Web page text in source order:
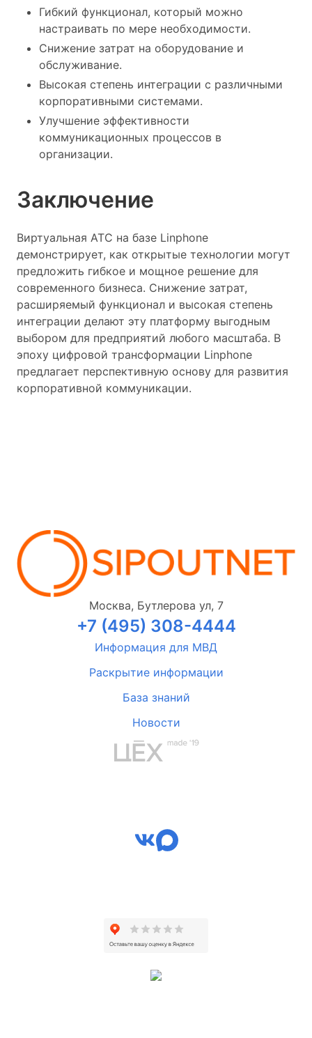
Гибкий функционал, который можно
настраивать по мере необходимости.
Снижение затрат на оборудование и
обслуживание.
Высокая степень интеграции с различными
корпоративными системами.
Улучшение эффективности
коммуникационных процессов в
организации.
Заключение
Виртуальная АТС на базе Linphone
демонстрирует, как открытые технологии могут
предложить гибкое и мощное решение для
современного бизнеса. Снижение затрат,
расширяемый функционал и высокая степень
интеграции делают эту платформу выгодным
выбором для предприятий любого масштаба. В
эпоху цифровой трансформации Linphone
предлагает перспективную основу для развития
корпоративной коммуникации.
Москва, Бутлерова ул, 7
+7 (495) 308-4444
Информация для МВД
Раскрытие информации
База знаний
Новости